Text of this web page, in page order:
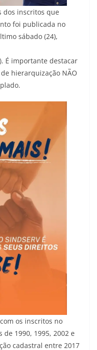
dos inscritos que
foi publicada no
sábado (24),
É importante destacar
hierarquização NÃO
os inscritos no
1990, 1995, 2002 e
cadastral entre 2017